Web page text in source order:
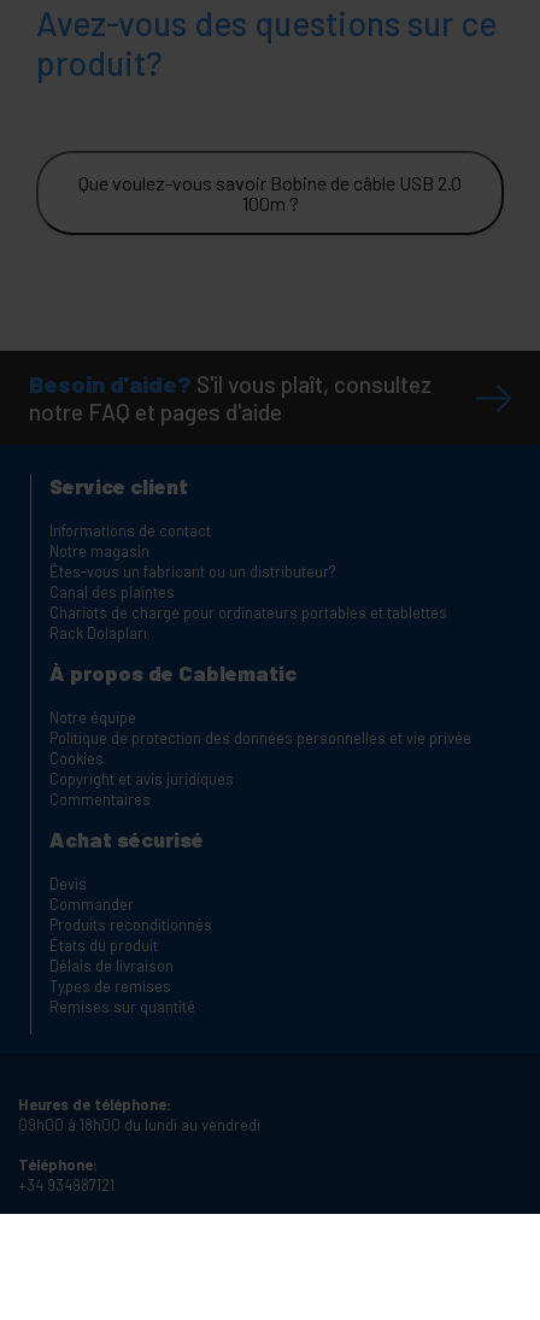
Avez-vous des questions sur ce
produit?
Que voulez-vous savoir Bobine de câble USB 2.0
100m ?
Besoin d'aide? S'il vous plaît, consultez
notre FAQ et pages d'aide
Service client
Informations de contact
Notre magasin
Êtes-vous un fabricant ou un distributeur?
Canal des plaintes
Chariots de charge pour ordinateurs portables et tablettes
Rack Dolapları
À propos de Cablematic
Notre équipe
Politique de protection des données personnelles et vie privée
Cookies
Copyright et avis juridiques
Commentaires
Achat sécurisé
Devis
Commander
Produits reconditionnés
États du produit
Délais de livraison
Types de remises
Remises sur quantité
Heures de téléphone:
09h00 à 18h00 du lundi au vendredi
Téléphone:
+34 934987121